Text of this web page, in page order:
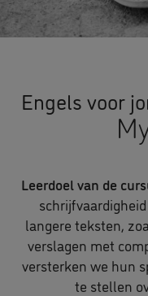
Engels voor
Leerdoel van de
langere teksten,
verslagen met
versterken we hun
te stellen